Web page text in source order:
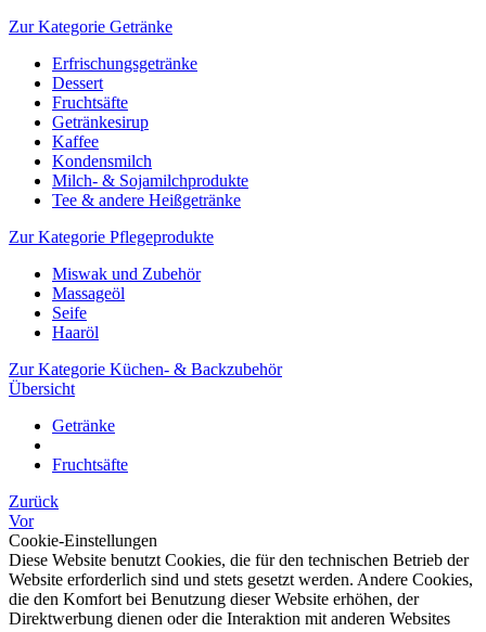
Zur Kategorie Getränke
Erfrischungsgetränke
Dessert
Fruchtsäfte
Getränkesirup
Kaffee
Kondensmilch
Milch- & Sojamilchprodukte
Tee & andere Heißgetränke
Zur Kategorie Pflegeprodukte
Miswak und Zubehör
Massageöl
Seife
Haaröl
Zur Kategorie Küchen- & Backzubehör
Übersicht
Getränke
Fruchtsäfte
Zurück
Vor
Cookie-Einstellungen
Diese Website benutzt Cookies, die für den technischen Betrieb der
Website erforderlich sind und stets gesetzt werden. Andere Cookies,
die den Komfort bei Benutzung dieser Website erhöhen, der
Direktwerbung dienen oder die Interaktion mit anderen Websites